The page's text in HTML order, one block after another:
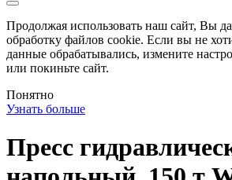
Продолжая использовать наш сайт, Вы
обработку файлов cookie. Если вы не
данные обрабатывались, измените
или покиньте сайт.
Понятно
Узнать больше
Пресс